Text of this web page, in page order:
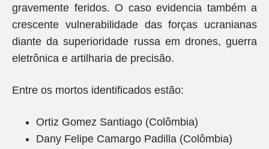
gravemente feridos. O caso evidencia também a
crescente vulnerabilidade das forças ucranianas
diante da superioridade russa em drones, guerra
eletrônica e artilharia de precisão.
Entre os mortos identificados estão:
Ortiz Gomez Santiago (Colômbia)
Dany Felipe Camargo Padilla (Colômbia)